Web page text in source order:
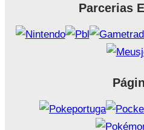
Parcerias